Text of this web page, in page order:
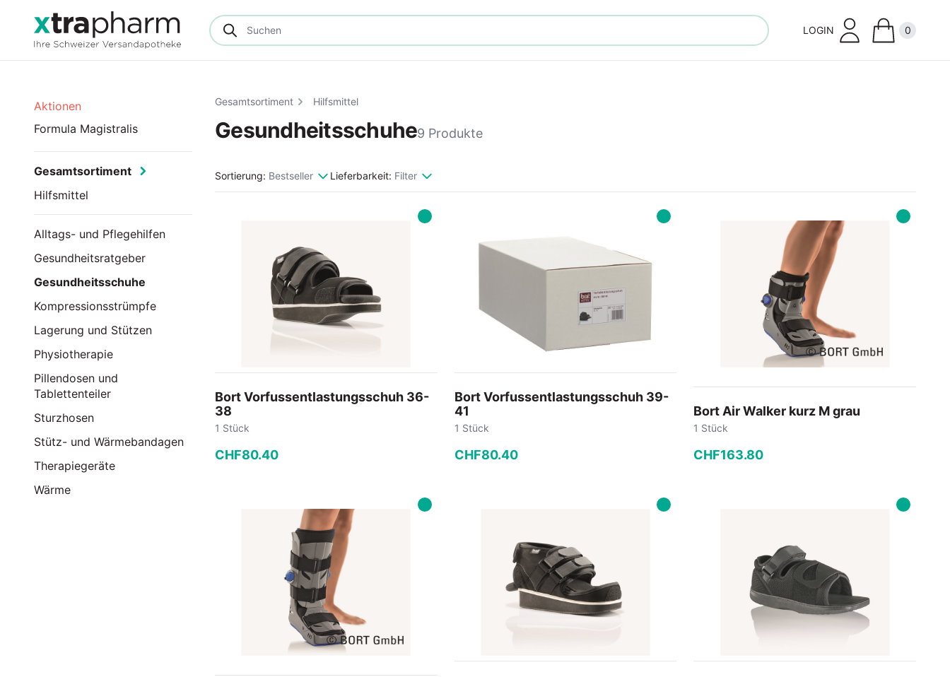
LOGIN 0
Aktionen
Formula Magistralis
Gesamtsortiment
Hilfsmittel
Alltags- und Pflegehilfen
Gesundheitsratgeber
Gesundheitsschuhe
Kompressionsstrümpfe
Lagerung und Stützen
Physiotherapie
Pillendosen und
Tablettenteiler
Sturzhosen
Stütz- und Wärmebandagen
Therapiegeräte
Wärme
Gesamtsortiment Hilfsmittel
Gesundheitsschuhe9 Produkte
Sortierung: Bestseller Lieferbarkeit: Filter
Bort Vorfussentlastungsschuh 36-
38
1 Stück
CHF80.40
In den Warenkorb
Bort Vorfussentlastungsschuh 39-
41
1 Stück
CHF80.40
Bort Air Walker kurz M grau
1 Stück
CHF163.80